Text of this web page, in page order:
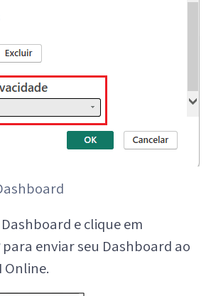
e clique em
para enviar seu Dashboard ao
Online.